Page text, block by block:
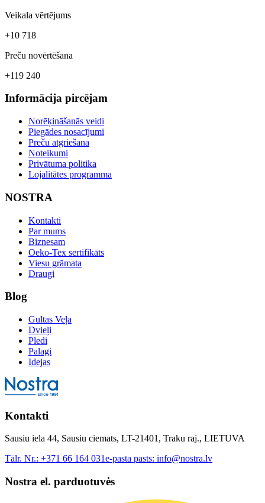
Veikala vērtējums
+10 718
Preču novērtēšana
+119 240
Informācija pircējam
Norēķināšanās veidi
Piegādes nosacījumi
Preču atgriešana
Noteikumi
Privātuma politika
Lojalitātes programma
NOSTRA
Kontakti
Par mums
Biznesam
Oeko-Tex sertifikāts
Viesu grāmata
Draugi
Blog
Gultas Veļa
Dvieļi
Pledi
Palagi
Idejas
Kontakti
Sausiu iela 44, Sausiu ciemats, LT-21401, Traku raj., LIETUVA
Tālr. Nr.: +371 66 164 031e-pasta pasts: info@nostra.lv
Nostra el. parduotuvės